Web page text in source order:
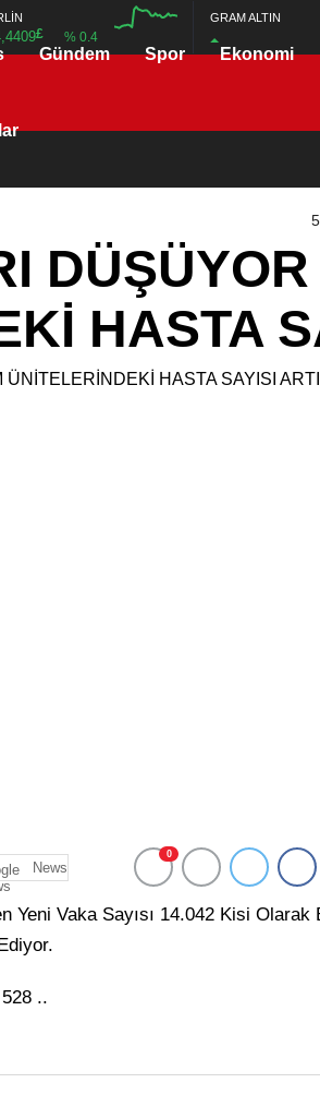
£ % 0.4
GRAM ALTIN
Gündem Spor Ekonomi
HASTA
News
0
Yeni Vaka Sayısı 14.042 Kisi Olarak
..